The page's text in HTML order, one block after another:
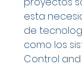
esta
de
como los
Control and